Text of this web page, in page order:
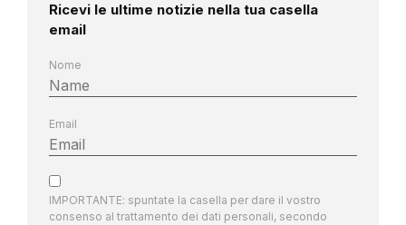
Ricevi le ultime notizie nella tua casella
email
Nome
Email
IMPORTANTE: spuntate la casella per dare il vostro
consenso al trattamento dei dati personali, secondo